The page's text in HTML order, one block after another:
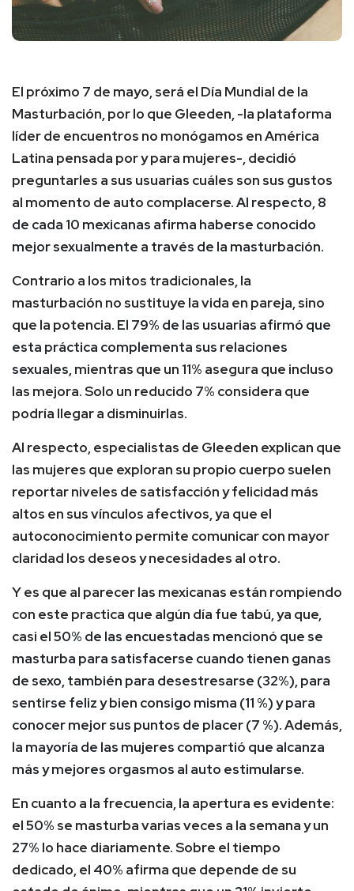
El próximo 7 de mayo, será el Día Mundial de la
Masturbación, por lo que Gleeden, -la plataforma
líder de encuentros no monógamos en América
Latina pensada por y para mujeres-, decidió
preguntarles a sus usuarias cuáles son sus gustos
al momento de auto complacerse.Al respecto, 8
de cada 10 mexicanas afirma haberse conocido
mejor sexualmente a través de la masturbación.
Contrario a los mitos tradicionales, la
masturbación no sustituye la vida en pareja, sino
que la potencia. El 79% de las usuarias afirmó que
esta práctica complementa sus relaciones
sexuales,mientras que un 11% asegura que incluso
las mejora. Solo un reducido 7% considera que
podría llegar a disminuirlas.
Al respecto, especialistas de Gleeden explican que
las mujeres que exploran su propio cuerpo suelen
reportar niveles de satisfacción y felicidad más
altos en sus vínculos afectivos, ya que el
autoconocimiento permite comunicar con mayor
claridad los deseos y necesidades al otro.
Y es que al parecer las mexicanas están rompiendo
con este practica que algún día fue tabú, ya que,
casi el50% de las encuestadas mencionó que se
masturba para satisfacerse cuando tienen ganas
de sexo, también para desestresarse (32%), para
sentirse feliz y bien consigo misma (11 %) y para
conocer mejor sus puntos de placer (7 %).Además,
la mayoría de las mujeres compartió que alcanza
más y mejores orgasmos al auto estimularse.
En cuanto a la frecuencia, la apertura es evidente:
el50% se masturba varias veces a la semana y un
27% lo hace diariamente. Sobre el tiempo
dedicado, el 40% afirma que depende de su